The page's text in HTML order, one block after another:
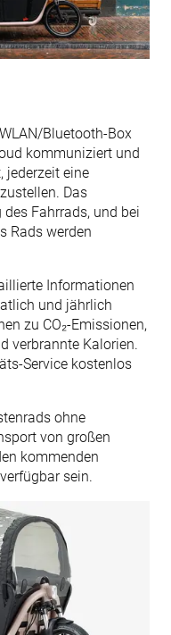
Bluetooth-Box
kommuniziert und
jederzeit eine
Das
Fahrrads, und bei
Rads werden
Informationen
und jährlich
zu CO₂-Emissionen,
verbrannte Kalorien.
Service kostenlos
ohne
von großen
kommenden
sein.